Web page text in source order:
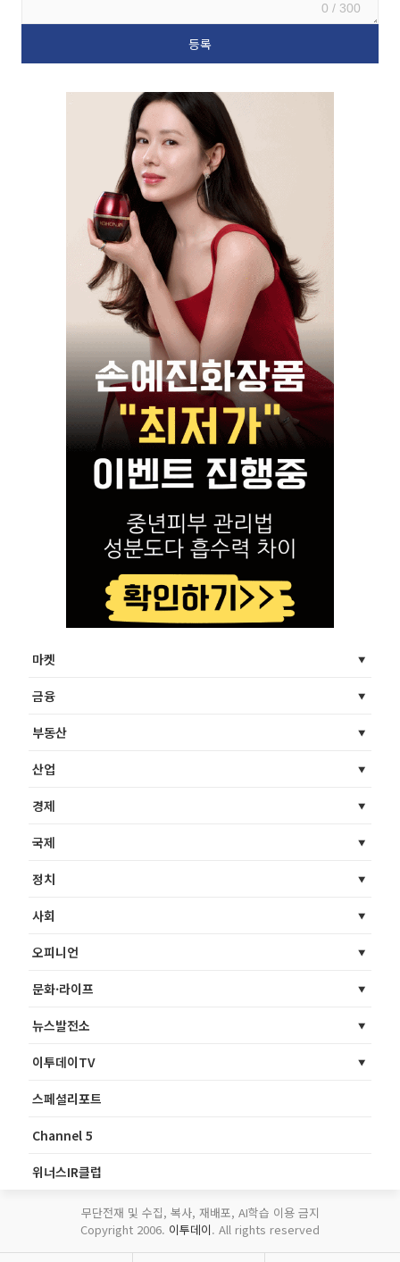
0 / 300
마켓
금융
부동산
산업
경제
국제
정치
사회
오피니언
문화·라이프
뉴스발전소
이투데이TV
스페셜리포트
Channel 5
위너스IR클럽
무단전재 및 수집, 복사, 재배포, AI학습 이용 금지
Copyright 2006. 이투데이. All rights reserved